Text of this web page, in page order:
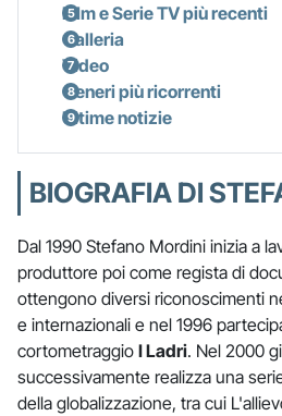
Film e Serie TV più recenti
Galleria
Video
Generi più ricorrenti
Ultime notizie
BIOGRAFIA DI
Dal 1990 Stefano Mordini inizia a
produttore poi come regista di
ottengono diversi riconoscimenti
e internazionali e nel 1996
cortometraggio I Ladri. Nel 2000
successivamente realizza una
della globalizzazione, tra cui